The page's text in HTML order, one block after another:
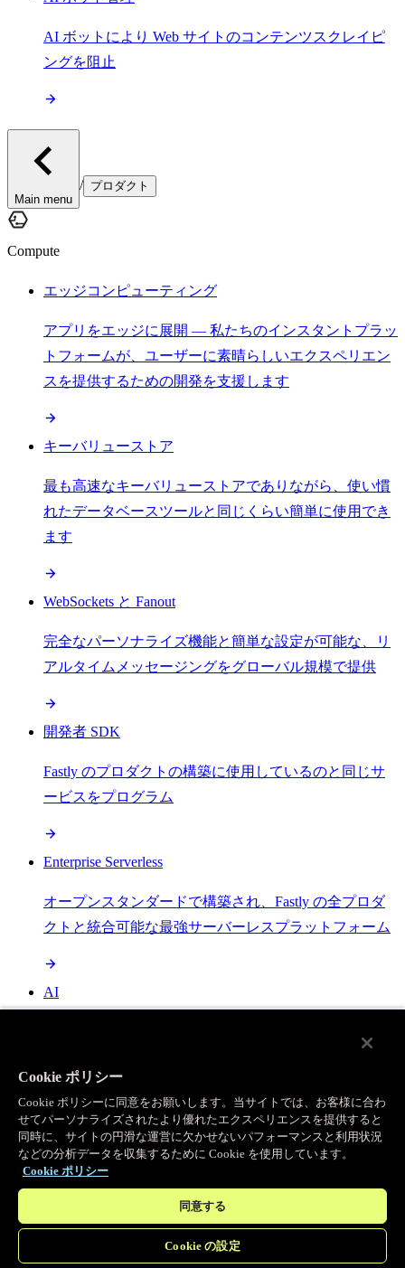
AI ボットにより Web サイトのコンテンツスクレイピ
ングを阻止
Main menu
/ プロダクト
Compute
エッジコンピューティング
アプリをエッジに展開 — 私たちのインスタントプラッ
トフォームが、ユーザーに素晴らしいエクスペリエン
スを提供するための開発を支援します
キーバリューストア
最も高速なキーバリューストアでありながら、使い慣
れたデータベースツールと同じくらい簡単に使用でき
ます
WebSockets と Fanout
完全なパーソナライズ機能と簡単な設定が可能な、リ
アルタイムメッセージングをグローバル規模で提供
開発者 SDK
Fastly のプロダクトの構築に使用しているのと同じサ
ービスをプログラム
Enterprise Serverless
オープンスタンダードで構築され、Fastly の全プロダ
クトと統合可能な最強サーバーレスプラットフォーム
AI
Object Storage
送信量ゼロで大容量ファイルにエッジで直接アクセス
プログラマブルキャッシュ
Cookie ポリシー
Cookie ポリシーに同意をお願いします。当サイトでは、お客様に合わ
せてパーソナライズされたより優れたエクスペリエンスを提供すると
同時に、サイトの円滑な運営に欠かせないパフォーマンスと利用状況
などの分析データを収集するために Cookie を使用しています。
Cookie ポリシー
同意する
Cookie の設定